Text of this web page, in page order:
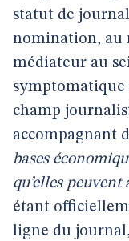
statut de
nomination, au
médiateur au
symptomatique
champ
accompagnant
bases
qu’elles
étant
ligne du